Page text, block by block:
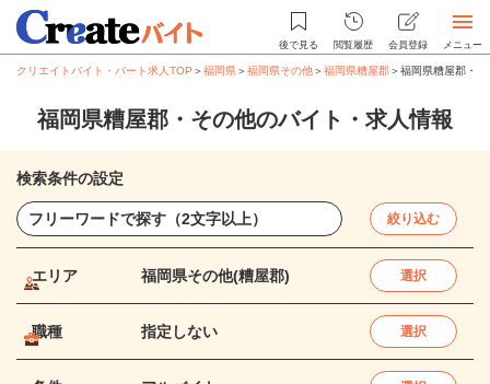
後で見る 閲覧履歴 会員登録 メニュー
クリエイトバイト・パート求人TOP ＞福岡県＞福岡県その他＞福岡県糟屋郡＞福岡県糟屋郡・
福岡県糟屋郡・その他のバイト・求人情報
検索条件の設定
絞り込む
エリア 福岡県その他(糟屋郡) 選択
職種 指定しない 選択